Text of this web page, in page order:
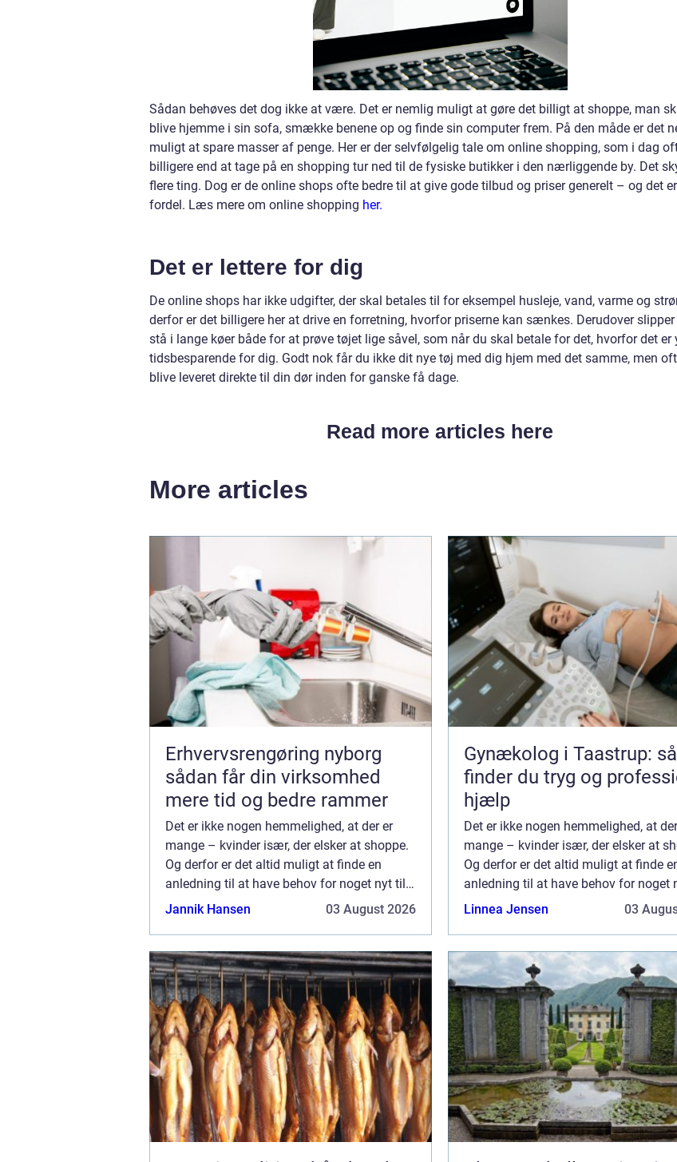
Sådan behøves det dog ikke at være. Det er nemlig muligt at gøre det billigt at shoppe, man
blive hjemme i sin sofa, smække benene op og finde sin computer frem. På den måde er det
muligt at spare masser af penge. Her er der selvfølgelig tale om online shopping, som i dag
billigere end at tage på en shopping tur ned til de fysiske butikker i den nærliggende by. Det
flere ting. Dog er de online shops ofte bedre til at give gode tilbud og priser generelt – og det
fordel. Læs mere om online shopping her.
Det er lettere for dig
De online shops har ikke udgifter, der skal betales til for eksempel husleje, vand, varme og
derfor er det billigere her at drive en forretning, hvorfor priserne kan sænkes. Derudover
stå i lange køer både for at prøve tøjet lige såvel, som når du skal betale for det, hvorfor det er
tidsbesparende for dig. Godt nok får du ikke dit nye tøj med dig hjem med det samme, men
blive leveret direkte til din dør inden for ganske få dage.
Read more articles here
More articles
Erhvervsrengøring nyborg
sådan får din virksomhed
mere tid og bedre rammer
Det er ikke nogen hemmelighed, at der er
mange – kvinder især, der elsker at shoppe.
Og derfor er det altid muligt at finde en
anledning til at have behov for noget nyt til
garderoben. Det kan være, man snart skal til
Jannik Hansen 03 August 2026
Gynækolog i Taastrup:
finder du tryg og
hjælp
Det er ikke nogen hemmelighed, at
mange – kvinder især, der elsker at
Og derfor er det altid muligt at finde
anledning til at have behov for noget
garderoben. Det kan være, man snart
Linnea Jensen 03